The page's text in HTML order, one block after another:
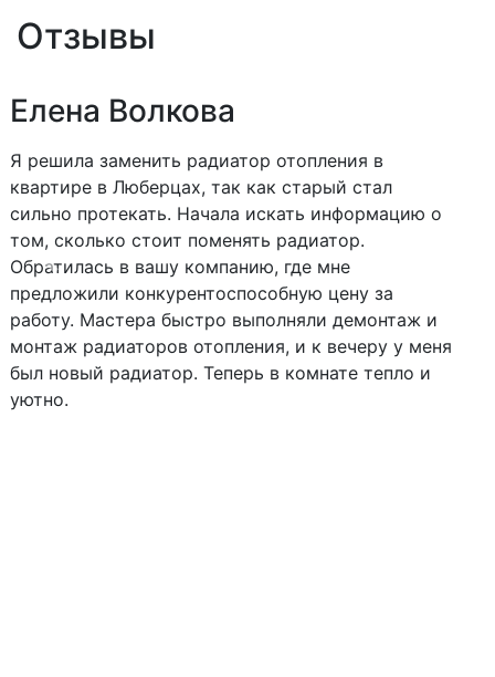
Отзывы
Елена Волкова
Я решила заменить радиатор отопления в
квартире в Люберцах, так как старый стал
сильно протекать. Начала искать информацию о
том, сколько стоит поменять радиатор.
Обратилась в вашу компанию, где мне
предложили конкурентоспособную цену за
работу. Мастера быстро выполняли демонтаж и
монтаж радиаторов отопления, и к вечеру у меня
был новый радиатор. Теперь в комнате тепло и
уютно.
Следующий